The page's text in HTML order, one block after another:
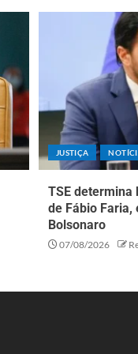
JUSTIÇA
TSE determina
de Fábio
Bolsonaro
07/08/2026